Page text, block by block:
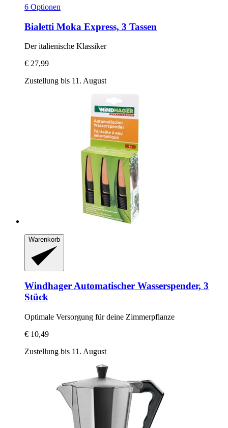
6 Optionen
Bialetti Moka Express, 3 Tassen
Der italienische Klassiker
€ 27,99
Zustellung bis 11. August
Warenkorb
WindhagerAutomatischer Wasserspender, 3
Stück
Optimale Versorgung für deine Zimmerpflanze
€ 10,49
Zustellung bis 11. August